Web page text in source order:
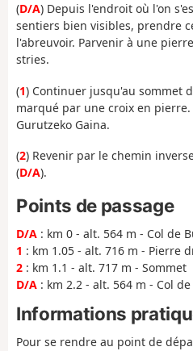
(D/A) Depuis l'endroit où l'on
sentiers bien visibles, prendre
l'abreuvoir. Parvenir à une
stries.
(1) Continuer jusqu'au sommet
marqué par une croix en
Gurutzeko Gaina.
(2) Revenir par le chemin
(D/A).
Points de passage
D/A : km 0 - alt. 564 m - Col de
1 : km 1.05 - alt. 716 m - Pierre
2 : km 1.1 - alt. 717 m - Sommet
D/A : km 2.2 - alt. 564 m - Col
Informations
Pour se rendre au point de